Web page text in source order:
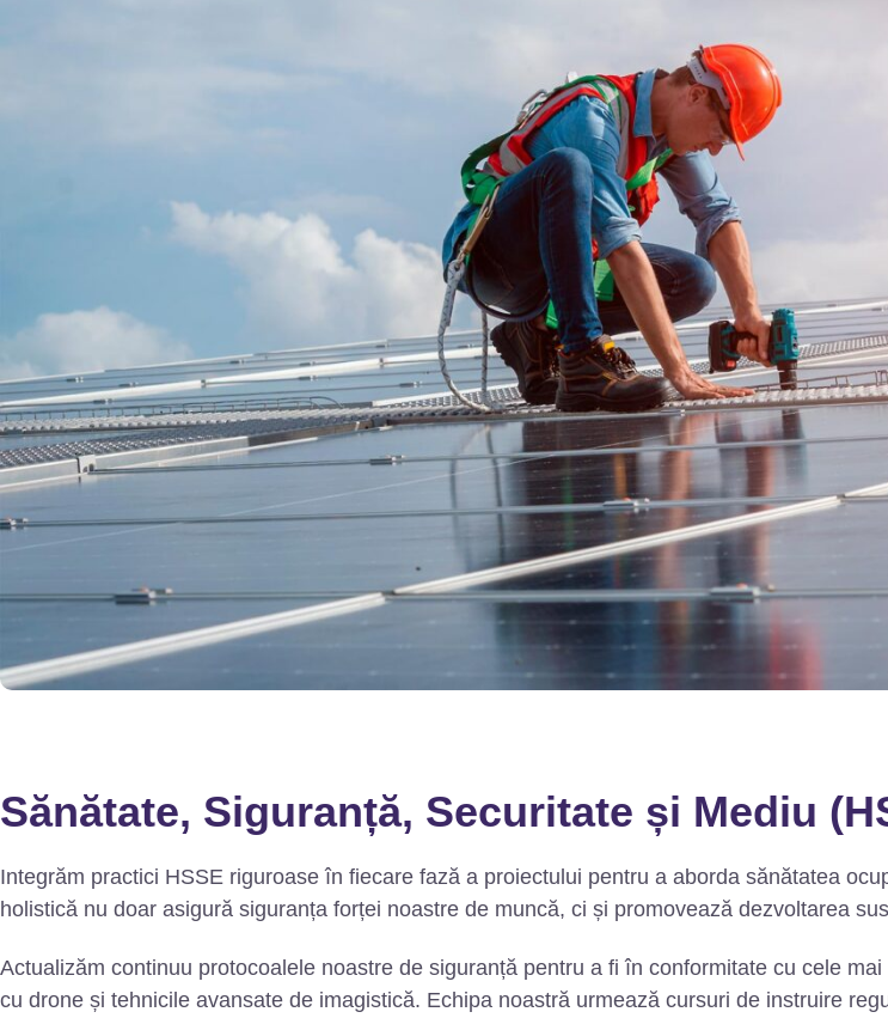
Sănătate, Siguranță, Securitate și Mediu
Integrăm practici HSSE riguroase în fiecare fază a proiectului pentru a aborda sănătatea
holistică nu doar asigură siguranța forței noastre de muncă, ci și promovează dezvoltarea
Actualizăm continuu protocoalele noastre de siguranță pentru a fi în conformitate cu cele
cu drone și tehnicile avansate de imagistică. Echipa noastră urmează cursuri de instruire